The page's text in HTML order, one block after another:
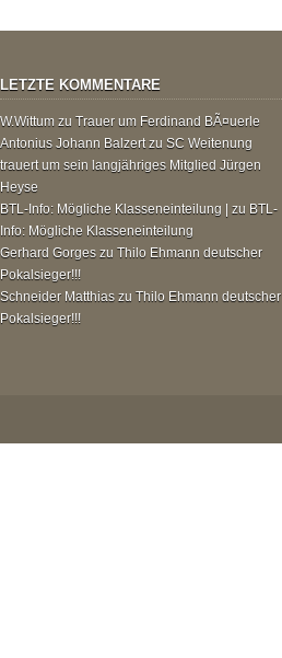
LETZTE KOMMENTARE
W.Wittum zu Trauer um Ferdinand BÃ¤uerle
Antonius Johann Balzertzu SC Weitenung
trauert um sein langjähriges Mitglied Jürgen
Heyse
BTL-Info: Mögliche Klasseneinteilung |
zu BTL-
Info: Mögliche Klasseneinteilung
Gerhard Gorges zu Thilo Ehmann deutscher
Pokalsieger!!!
Schneider Matthias zu Thilo Ehmann deutscher
Pokalsieger!!!